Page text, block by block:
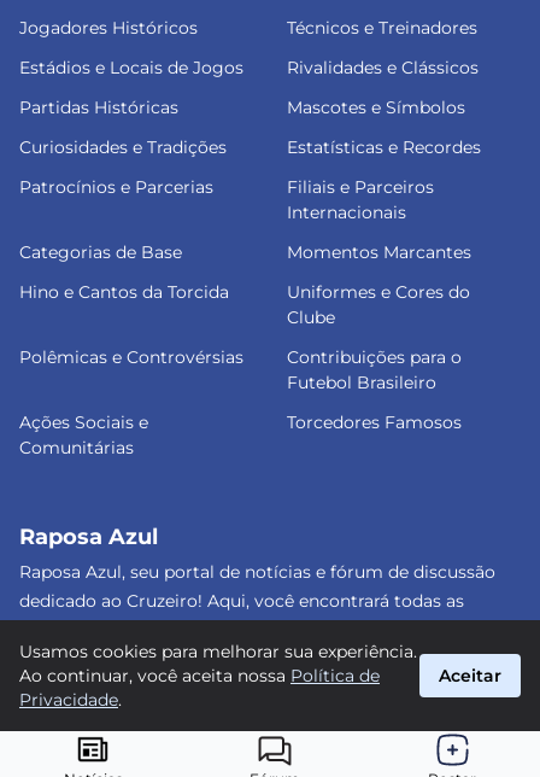
Jogadores Históricos
Técnicos e Treinadores
Estádios e Locais de Jogos
Rivalidades e Clássicos
Partidas Históricas
Mascotes e Símbolos
Curiosidades e Tradições
Estatísticas e Recordes
Patrocínios e Parcerias
Filiais e Parceiros
Internacionais
Categorias de Base
Momentos Marcantes
Hino e Cantos da Torcida
Uniformes e Cores do
Clube
Polêmicas e Controvérsias
Contribuições para o
Futebol Brasileiro
Ações Sociais e
Comunitárias
Torcedores Famosos
Raposa Azul
Raposa Azul, seu portal de notícias e fórum de discussão
dedicado ao Cruzeiro! Aqui, você encontrará todas as
sobre o nosso amado clube. Junte-se a nós e faça parte
dessa apaixonante jornada celeste! #Cruzeiro #RaposaAzul
© 2026 Raposa Azul. Todos os direitos reservados.
Usamos cookies para melhorar sua experiência.
Ao continuar, você aceita nossa Política de
Privacidade.
Aceitar